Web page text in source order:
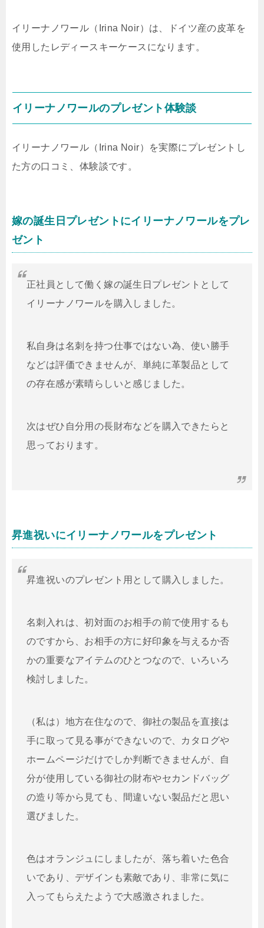
イリーナノワール（Irina Noir）は、ドイツ産の皮革を
使用したレディースキーケースになります。
イリーナノワールのプレゼント体験談
イリーナノワール（Irina Noir）を実際にプレゼントし
た方の口コミ、体験談です。
嫁の誕生日プレゼントにイリーナノワールをプレ
ゼント
正社員として働く嫁の誕生日プレゼントとして
イリーナノワールを購入しました。
私自身は名刺を持つ仕事ではない為、使い勝手
などは評価できませんが、単純に革製品として
の存在感が素晴らしいと感じました。
次はぜひ自分用の長財布などを購入できたらと
思っております。
昇進祝いにイリーナノワールをプレゼント
昇進祝いのプレゼント用として購入しました。
名刺入れは、初対面のお相手の前で使用するも
のですから、お相手の方に好印象を与えるか否
かの重要なアイテムのひとつなので、いろいろ
検討しました。
（私は）地方在住なので、御社の製品を直接は
手に取って見る事ができないので、カタログや
ホームページだけでしか判断できませんが、自
分が使用している御社の財布やセカンドバッグ
の造り等から見ても、間違いない製品だと思い
選びました。
色はオランジュにしましたが、落ち着いた色合
いであり、デザインも素敵であり、非常に気に
入ってもらえたようで大感激されました。